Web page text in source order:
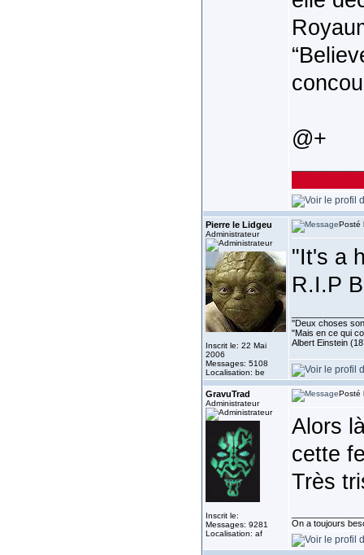
@+
Pierre le Lidgeu
Administrateur
Inscrit le: 22 Mai
2006
Messages: 5108
Localisation: be
Posté
"It's a
R.I.P
''Deux choses
"Mais en ce qui
Albert Einstein
GravuTrad
Administrateur
Inscrit le:
Messages: 9281
Localisation: af
Posté
Alors
cette
Très
On a toujours